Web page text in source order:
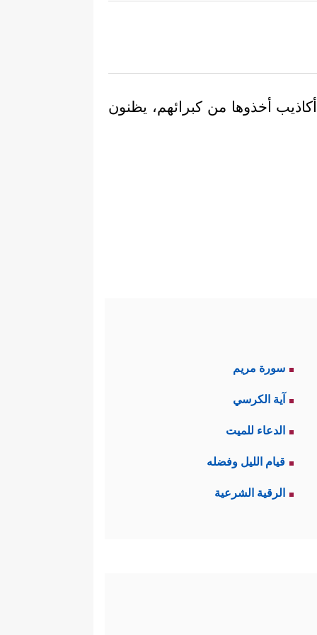
أخذوها من كبرائهم، يظنون
سورة مريم
آية الكرسي
الدعاء للميت
قيام الليل وفضله
الرقية الشرعية